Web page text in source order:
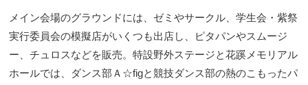
メイン会場のグラウンドには、ゼミやサークル、学生会・紫祭
実行委員会の模擬店がいくつも出店し、ピタパンやスムージ
ー、チュロスなどを販売。特設野外ステージと花蹊メモリアル
ホールでは、ダンス部Ａ☆figと競技ダンス部の熱のこもったパ